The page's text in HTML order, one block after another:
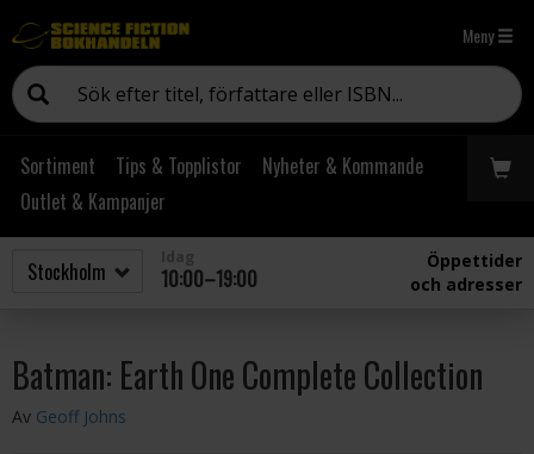
Meny
Sortiment Tips & Topplistor
Nyheter & Kommande
Outlet & Kampanjer
10:00–19:00
Öppettider
och adresser
Batman: Earth One Complete Collection
Av Geoff Johns